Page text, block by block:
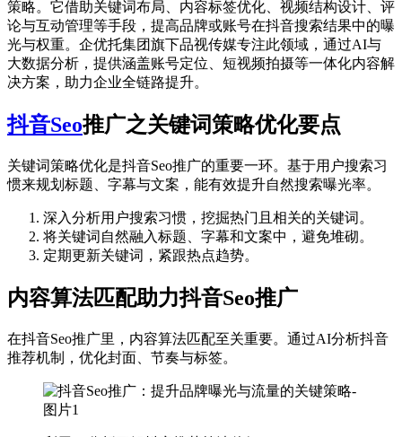
策略。它借助关键词布局、内容标签优化、视频结构设计、评
论与互动管理等手段，提高品牌或账号在抖音搜索结果中的曝
光与权重。企优托集团旗下品视传媒专注此领域，通过AI与
大数据分析，提供涵盖账号定位、短视频拍摄等一体化内容解
决方案，助力企业全链路提升。
抖音Seo推广之关键词策略优化要点
关键词策略优化是抖音Seo推广的重要一环。基于用户搜索习
惯来规划标题、字幕与文案，能有效提升自然搜索曝光率。
深入分析用户搜索习惯，挖掘热门且相关的关键词。
将关键词自然融入标题、字幕和文案中，避免堆砌。
定期更新关键词，紧跟热点趋势。
内容算法匹配助力抖音Seo推广
在抖音Seo推广里，内容算法匹配至关重要。通过AI分析抖音
推荐机制，优化封面、节奏与标签。